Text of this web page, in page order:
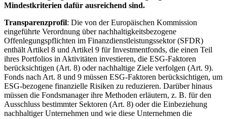
Mindestkriterien dafür ausreichend sind.
Transparenzprofil: Die von der Europäischen Kommission
eingeführte Verordnung über nachhaltigkeitsbezogene
Offenlegungspflichten im Finanzdienstleistungssektor (SFDR)
enthält Artikel 8 und Artikel 9 für Investmentfonds, die einen Teil
ihres Portfolios in Aktivitäten investieren, die ESG-Faktoren
berücksichtigen (Art. 8) oder nachhaltige Ziele verfolgen (Art. 9).
Fonds nach Art. 8 und 9 müssen ESG-Faktoren berücksichtigen, um
ESG-bezogene finanzielle Risiken zu reduzieren. Darüber hinaus
müssen die Fondsmanager ihre Methoden erläutern, z. B. für den
Ausschluss bestimmter Sektoren (Art. 8) oder die Einbeziehung
nachhaltiger Unternehmen und wie diese Unternehmen die